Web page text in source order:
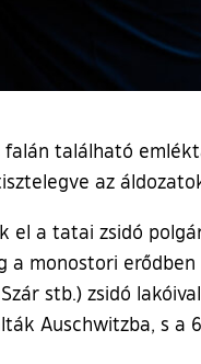
található
az
el a tatai zsidó
a monostori
stb.) zsidó
Auschwitzba, s a